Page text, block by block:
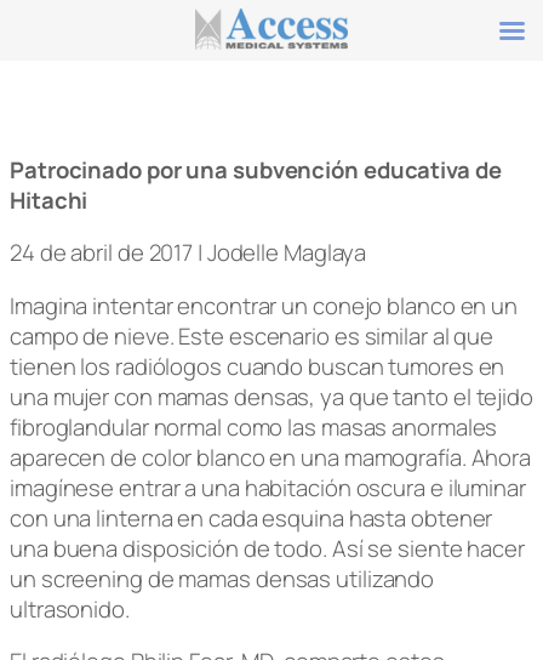
Patrocinado por una subvención educativa de
Hitachi
24 de abril de 2017 | Jodelle Maglaya
Imagina intentar encontrar un conejo blanco en un
campo de nieve. Este escenario es similar al que
tienen los radiólogos cuando buscan tumores en
una mujer con mamas densas, ya que tanto el tejido
fibroglandular normal como las masas anormales
aparecen de color blanco en una mamografía. Ahora
imagínese entrar a una habitación oscura e iluminar
con una linterna en cada esquina hasta obtener
una buena disposición de todo. Así se siente hacer
un screeningde mamas densas utilizando
ultrasonido.